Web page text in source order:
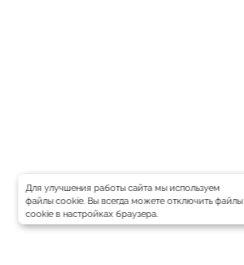
Для улучшения работы сайта мы используем
файлы cookie. Вы всегда можете отключить файлы
cookie в настройках браузера.